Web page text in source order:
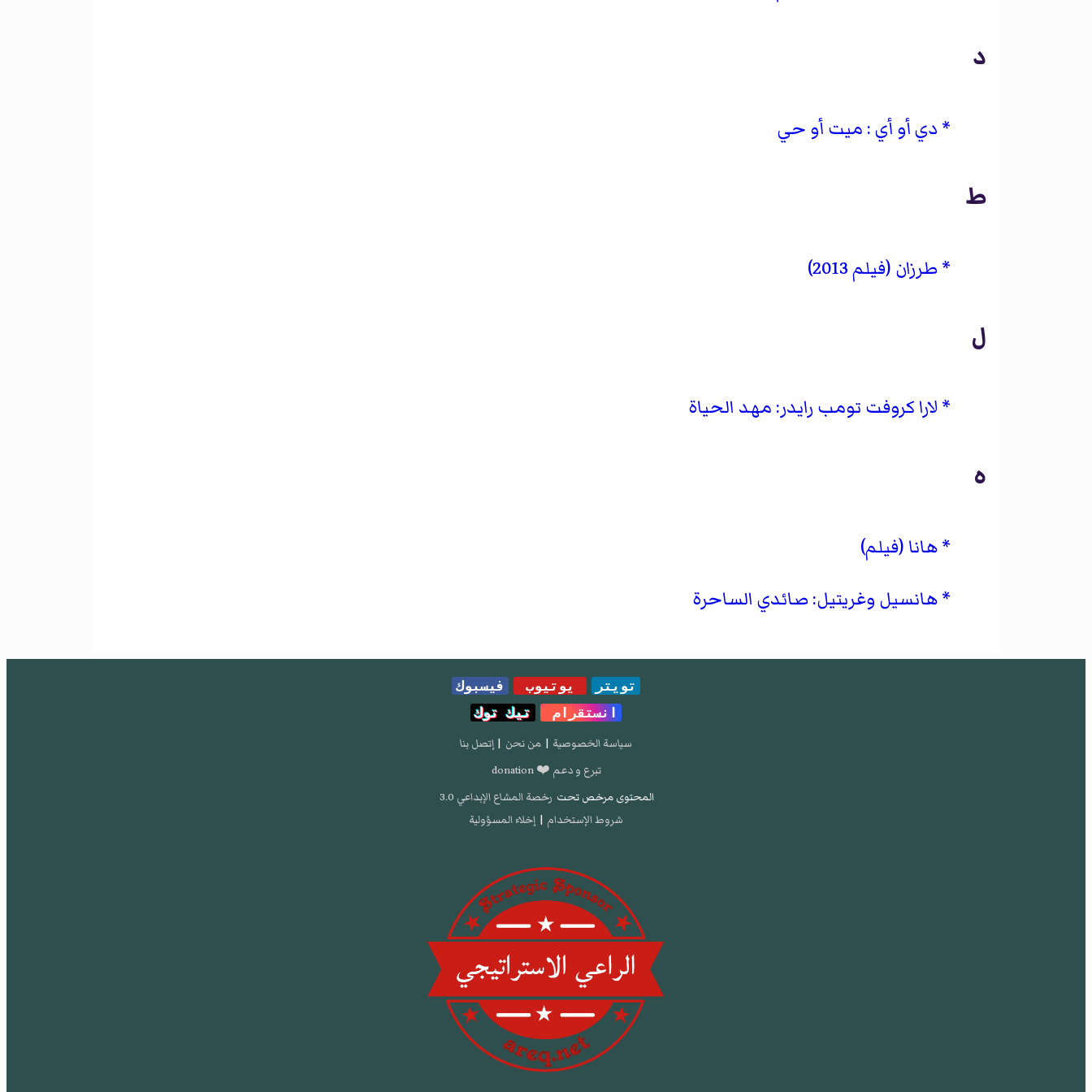
د
دي أو أي : ميت أو حي
ط
طرزان (فيلم 2013)
ل
لارا كروفت تومب رايدر: مهد الحياة
ه
هانا (فيلم)
هانسيل وغريتيل: صائدي الساحرة
تويتر يوتيوب
فيسبوك
انستقرام
تيك توك
سياسة الخصوصية | من نحن | إتصل بنا
تبرع و دعم ❤️ donation
المحتوى مرخص تحت رخصة المشاع الإبداعي 3.0
شروط الإستخدام | إخلاء المسؤولية